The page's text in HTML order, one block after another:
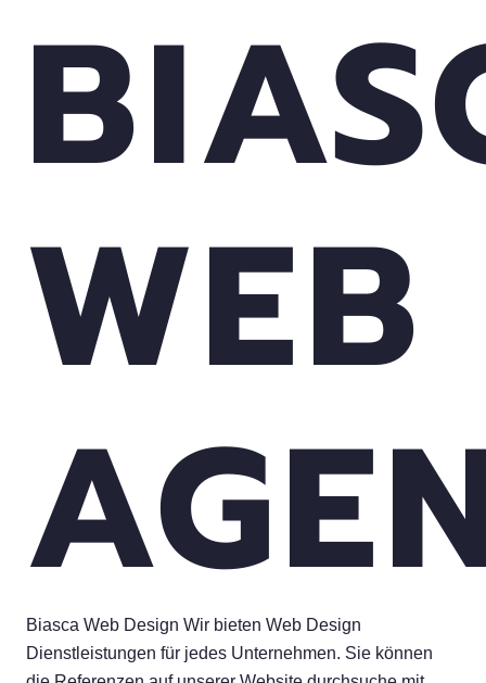
WEB
Biasca Web Design Wir bieten Web Design
Dienstleistungen für jedes Unternehmen. Sie können